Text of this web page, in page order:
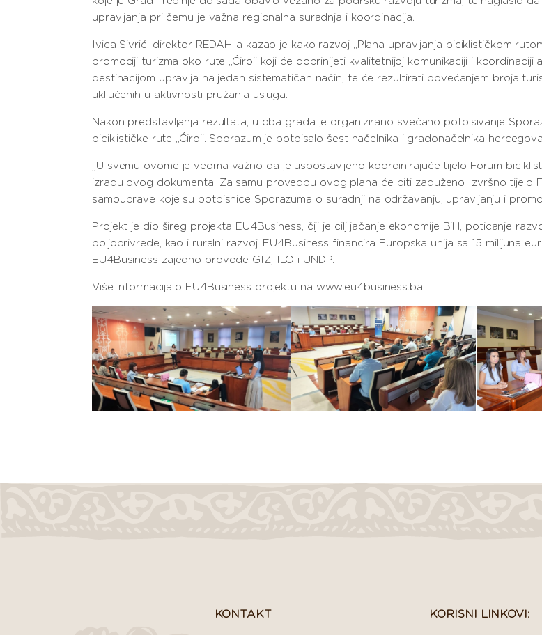
upravljanja pri čemu je važna regionalna suradnja i koordinacija.
Ivica Sivrić, direktor REDAH-a kazao je kako razvoj „Plana upravljanja biciklističkom
promociji turizma oko rute „Ćiro“ koji će doprinijeti kvalitetnijoj komunikaciji i
destinacijom upravlja na jedan sistematičan način, te će rezultirati povećanjem broja
uključenih u aktivnosti pružanja usluga.
Nakon predstavljanja rezultata, u oba grada je organizirano svečano potpisivanje
biciklističke rute „Ćiro“. Sporazum je potpisalo šest načelnika i gradonačelnika
„U svemu ovome je veoma važno da je uspostavljeno koordinirajuće tijelo Forum
izradu ovog dokumenta. Za samu provedbu ovog plana će biti zaduženo Izvršno tijelo
samouprave koje su potpisnice Sporazuma o suradnji na održavanju, upravljanju i
Projekt je dio šireg projekta EU4Business, čiji je cilj jačanje ekonomije BiH, poticanje
poljoprivrede, kao i ruralni razvoj. EU4Business financira Europska unija sa 15 milijuna
EU4Business zajedno provode GIZ, ILO i UNDP.
Više informacija o EU4Business projektu na www.eu4business.ba.
KONTAKT KORISNI LINKOVI: